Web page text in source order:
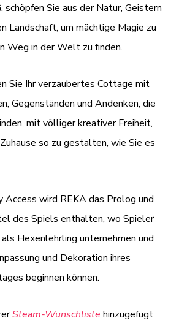
schöpfen Sie aus der Natur, Geistern
Landschaft, um mächtige Magie zu
Weg in der Welt zu finden.
Sie Ihr verzaubertes Cottage mit
Gegenständen und Andenken, die
mit völliger kreativer Freiheit,
so zu gestalten, wie Sie es
Access wird REKA das Prolog und
des Spiels enthalten, wo Spieler
Hexenlehrling unternehmen und
und Dekoration ihres
beginnen können.
Steam-Wunschliste hinzugefügt